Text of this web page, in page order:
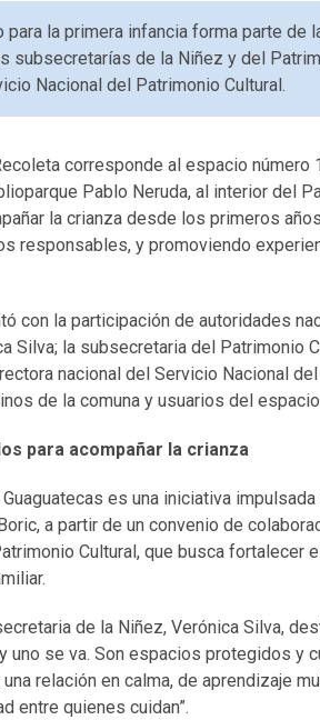
para la primera infancia forma parte de
subsecretarías de la Niñez y del
Nacional del Patrimonio Cultural.
corresponde al espacio
Pablo Neruda, al interior del
la crianza desde los primeros
responsables, y promoviendo
con la participación de autoridades
Silva; la subsecretaria del Patrimonio
nacional del Servicio Nacional
de la comuna y usuarios del
para acompañar la crianza
es una iniciativa
a partir de un convenio de
Cultural, que busca fortalecer
de la Niñez, Verónica Silva,
uno se va. Son espacios protegidos y
relación en calma, de aprendizaje
entre quienes cuidan”.